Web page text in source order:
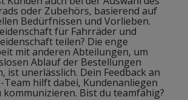
oder Zubehörs, basierend auf
Bedürfnissen und Vorlieben.
für Fahrräder und
teilen? Die enge
mit anderen Abteilungen, um
Ablauf der Bestellungen
ist unerlässlich. Dein Feedback an
hilft dabei, Kundenanliegen
Bist du teamfähig?